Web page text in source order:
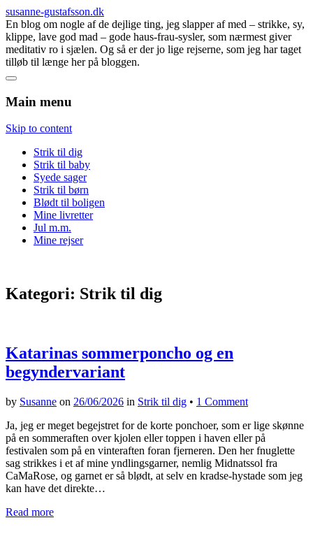
susanne-gustafsson.dk
En blog om nogle af de dejlige ting, jeg slapper af med – strikke, sy,
klippe, lave god mad – gode haus-frau-sysler, som nærmest giver
meditativ ro i sjælen. Og så er der jo lige rejserne, som jeg har taget
tilløb til længe her på bloggen.
Main menu
Skip to content
Strik til dig
Strik til baby
Syede sager
Strik til børn
Blødt til boligen
Mine livretter
Jul m.m.
Mine rejser
Kategori: Strik til dig
Katarinas sommerponcho og en
begyndervariant
by Susanne on 26/06/2026 in Strik til dig • 1 Comment
Ja, jeg er meget begejstret for de korte ponchoer, som er lige skønne
på en sommeraften over kjolen eller toppen i haven eller på
festivalen som på en vinteraften foran fjerneren. Den her fnuglette
sag strikkes i et af mine yndlingsgarner, nemlig Midnatssol fra
CaMaRose, og garnet er så blødt, at selv en kradse-hystade som jeg
kan have det direkte…
Read more